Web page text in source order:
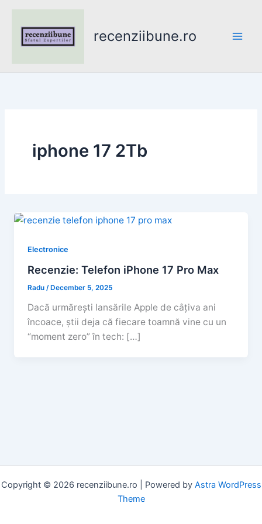
content
recenziibune.ro
iphone 17 2Tb
Electronice
Recenzie: Telefon iPhone 17 Pro Max
Radu/December 5, 2025
Dacă urmărești lansările Apple de câțiva ani
încoace, știi deja că fiecare toamnă vine cu un
“moment zero” în tech: […]
Copyright © 2026 recenziibune.ro | Powered by Astra WordPress
Theme